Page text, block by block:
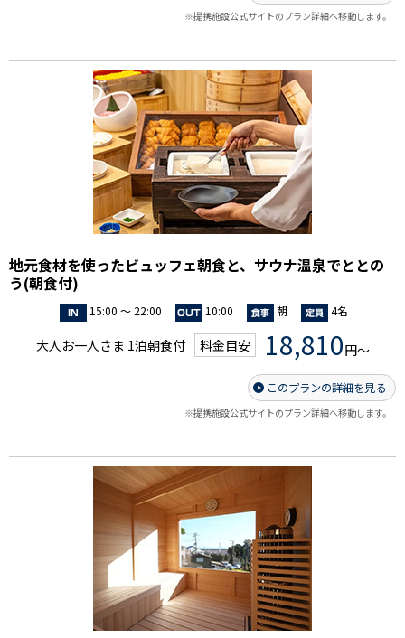
※提携施設公式サイトのプラン詳細へ移動します。
地元食材を使ったビュッフェ朝食と、サウナ温泉でととの
う(朝食付)
15:00 ～ 22:00 10:00 朝 4名
大人お一人さま 1泊朝食付 料金目安 18,810円～
このプランの詳細を見る
※提携施設公式サイトのプラン詳細へ移動します。